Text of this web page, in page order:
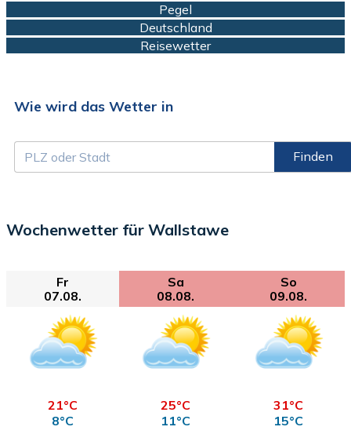
Pegel
Deutschland
Reisewetter
Wie wird das Wetter in
Finden
Wochenwetter für Wallstawe
Fr
07.08.
Sa
08.08.
So
09.08.
21°C
8°C
25°C
11°C
31°C
15°C